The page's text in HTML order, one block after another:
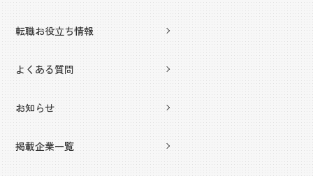
転職お役立ち情報
よくある質問
お知らせ
掲載企業一覧